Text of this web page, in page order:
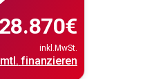
28.870€
inkl.MwSt.
finanzieren